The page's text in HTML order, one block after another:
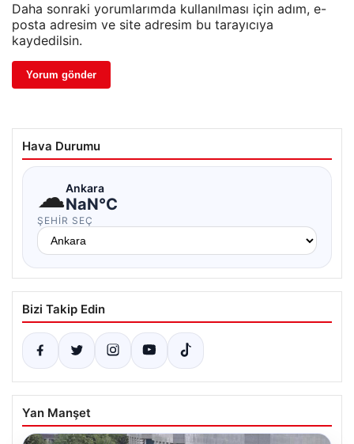
Daha sonraki yorumlarımda kullanılması için adım, e-
posta adresim ve site adresim bu tarayıcıya
kaydedilsin.
Hava Durumu
☁Ankara
NaN°C
ŞEHIR SEÇ
Bizi Takip Edin
Yan Manşet